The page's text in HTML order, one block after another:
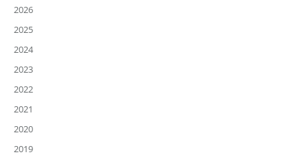
2026
2025
2024
2023
2022
2021
2020
2019